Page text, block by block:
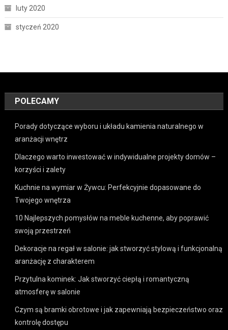
luty 2020
styczeń 2020
POLECAMY
Porady dotyczące wyboru i układu kamienia naturalnego w
aranżacji wnętrz
Dlaczego warto inwestować w indywidualne projekty domów –
korzyści i zalety
Kuchnie na wymiar w Żywcu: Perfekcyjnie dopasowane do
Twojego wnętrza
10 Najlepszych pomysłów na meble kuchenne, aby poprawić
swoją przestrzeń
Dekoracje na regał w salonie: jak stworzyć stylową i funkcjonalną
aranżację z charakterem
Przytulna kominek: Jak stworzyć ciepłą i romantyczną
atmosferę w salonie
Czym są bramki obrotowe i jak zapewniają bezpieczeństwo oraz
kontrolę dostępu